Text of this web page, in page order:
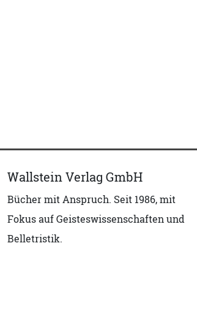
Wallstein Verlag GmbH
Bücher mit Anspruch. Seit 1986, mit
Fokus auf Geisteswissenschaften und
Belletristik.